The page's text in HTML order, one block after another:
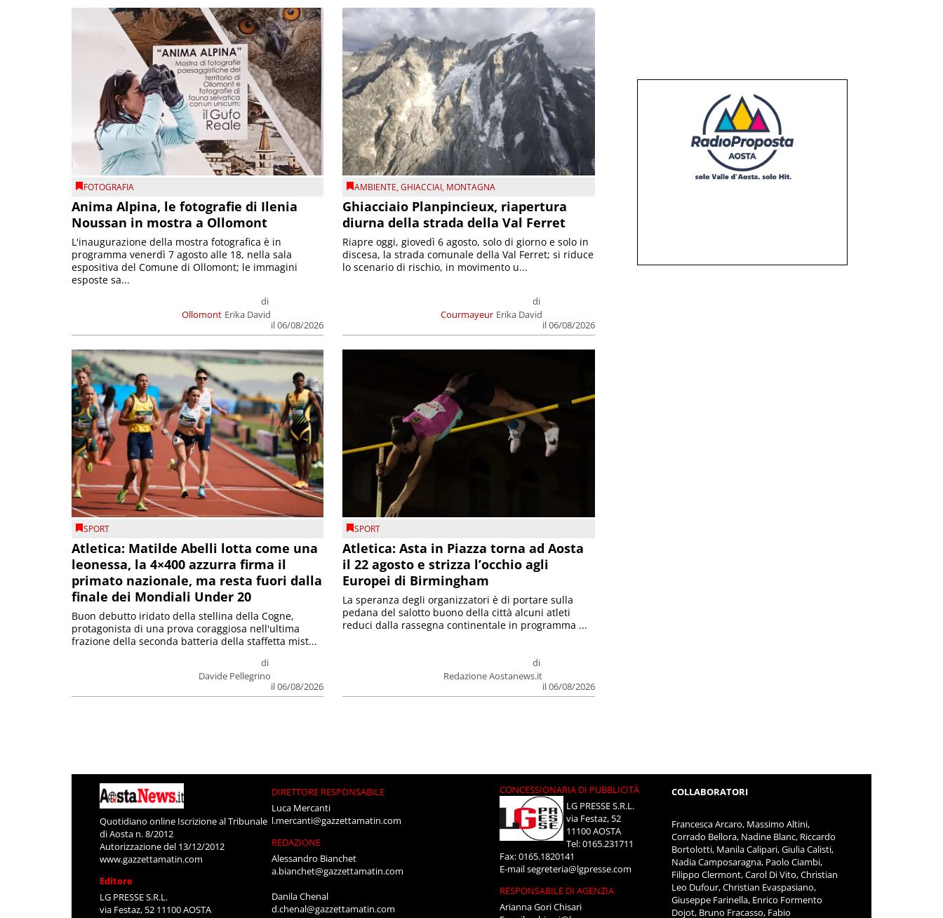
FOTOGRAFIA
Anima Alpina, le fotografie di Ilenia
Noussan in mostra a Ollomont
Ollomont
di
Erika David
il 06/08/2026
L'inaugurazione della mostra fotografica è in
programma venerdì 7 agosto alle 18, nella sala
espositiva del Comune di Ollomont; le immagini
esposte sa...
AMBIENTE,GHIACCIAI, MONTAGNA
Ghiacciaio Planpincieux, riapertura
diurna della strada della Val Ferret
Courmayeur
di
Erika David
il 06/08/2026
Riapre oggi, giovedì 6 agosto, solo di giorno e solo in
discesa, la strada comunale della Val Ferret; si riduce
lo scenario di rischio, in movimento u...
SPORT
Atletica: Matilde Abelli lotta come una
leonessa, la 4×400 azzurra firma il
primato nazionale, ma resta fuori dalla
finale dei Mondiali Under 20
di
Davide Pellegrino
il 06/08/2026
Buon debutto iridato della stellina della Cogne,
protagonista di una prova coraggiosa nell'ultima
frazione della seconda batteria della staffetta mist...
SPORT
Atletica: Asta in Piazza torna ad Aosta
il 22 agosto e strizza l’occhio agli
Europei di Birmingham
di
Redazione Aostanews.it
il 06/08/2026
La speranza degli organizzatori è di portare sulla
pedana del salotto buono della città alcuni atleti
reduci dalla rassegna continentale in programma ...
Quotidiano online Iscrizione al Tribunale
di Aosta n. 8/2012
Autorizzazione del 13/12/2012
www.gazzettamatin.com
Editore
LG PRESSE S.R.L.
via Festaz, 52 11100 AOSTA
DIRETTORE RESPONSABILE
Luca Mercanti
l.mercanti@gazzettamatin.com
REDAZIONE
Alessandro Bianchet
a.bianchet@gazzettamatin.com
Danila Chenal
d.chenal@gazzettamatin.com
CONCESSIONARIA DI PUBBLICITÀ
LG PRESSE S.R.L.
via Festaz, 52
11100 AOSTA
Tel: 0165.231711
Fax: 0165.1820141
E-mailsegreteria@lgpresse.com
RESPONSABILE DI AGENZIA
Arianna Gori Chisari
COLLABORATORI
Francesca Arcaro, Massimo Altini,
Corrado Bellora, Nadine Blanc, Riccardo
Bortolotti, Manila Calipari, Giulia Calisti,
Nadia Camposaragna, Paolo Ciambi,
Filippo Clermont, Carol Di Vito, Christian
Leo Dufour, Christian Evaspasiano,
Giuseppe Farinella, Enrico Formento
Dojot, Bruno Fracasso, Fabio